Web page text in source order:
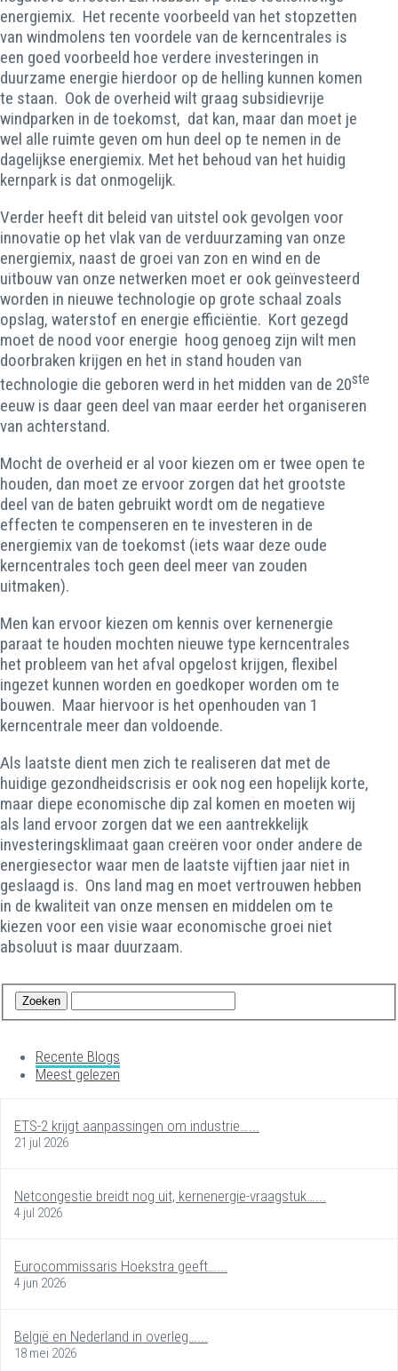
energiemix. Het recente voorbeeld van het stopzetten
van windmolens ten voordele van de kerncentrales is
een goed voorbeeld hoe verdere investeringen in
duurzame energie hierdoor op de helling kunnen komen
te staan. Ook de overheid wilt graag subsidievrije
windparken in de toekomst, dat kan, maar dan moet je
wel alle ruimte geven om hun deel op te nemen in de
dagelijkse energiemix. Met het behoud van het huidig
kernpark is dat onmogelijk.
Verder heeft dit beleid van uitstel ook gevolgen voor
innovatie op het vlak van de verduurzaming van onze
energiemix, naast de groei van zon en wind en de
uitbouw van onze netwerken moet er ook geïnvesteerd
worden in nieuwe technologie op grote schaal zoals
opslag, waterstof en energie efficiëntie. Kort gezegd
moet de nood voor energie hoog genoeg zijn wilt men
doorbraken krijgen en het in stand houden van
technologie die geboren werd in het midden van de 20ste
eeuw is daar geen deel van maar eerder het organiseren
van achterstand.
Mocht de overheid er al voor kiezen om er twee open te
houden, dan moet ze ervoor zorgen dat het grootste
deel van de baten gebruikt wordt om de negatieve
effecten te compenseren en te investeren in de
energiemix van de toekomst (iets waar deze oude
kerncentrales toch geen deel meer van zouden
uitmaken).
Men kan ervoor kiezen om kennis over kernenergie
paraat te houden mochten nieuwe type kerncentrales
het probleem van het afval opgelost krijgen, flexibel
ingezet kunnen worden en goedkoper worden om te
bouwen. Maar hiervoor is het openhouden van 1
kerncentrale meer dan voldoende.
Als laatste dient men zich te realiseren dat met de
huidige gezondheidscrisis er ook nog een hopelijk korte,
maar diepe economische dip zal komen en moeten wij
als land ervoor zorgen dat we een aantrekkelijk
investeringsklimaat gaan creëren voor onder andere de
energiesector waar men de laatste vijftien jaar niet in
geslaagd is. Ons land mag en moet vertrouwen hebben
in de kwaliteit van onze mensen en middelen om te
kiezen voor een visie waar economische groei niet
absoluut is maar duurzaam.
Recente Blogs
Meest gelezen
ETS-2 krijgt aanpassingen om industrie…...
21 jul 2026
Netcongestie breidt nog uit, kernenergie-vraagstuk…...
4 jul 2026
Eurocommissaris Hoekstra geeft…...
4 jun 2026
België en Nederland in overleg…...
18 mei 2026